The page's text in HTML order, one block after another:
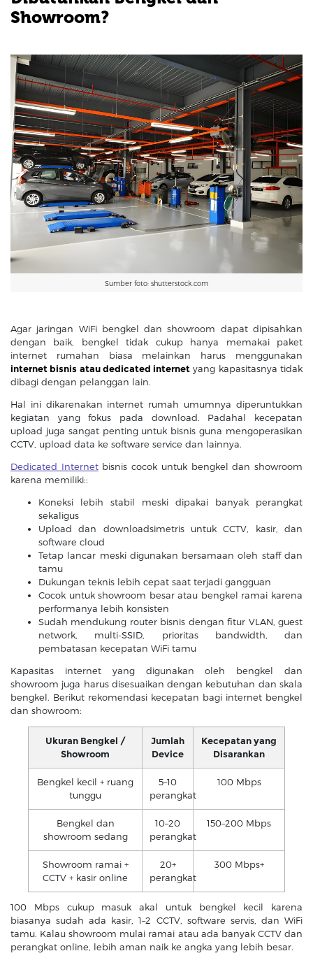
Showroom?
Sumber foto: shutterstock.com
Agar jaringan WiFi bengkel dan showroom dapat dipisahkan
dengan baik, bengkel tidak cukup hanya memakai paket
internet rumahan biasa melainkan harus menggunakan
internet bisnis atau dedicated internet yang kapasitasnya tidak
dibagi dengan pelanggan lain.
Hal ini dikarenakan internet rumah umumnya diperuntukkan
kegiatan yang fokus pada download. Padahal kecepatan
upload juga sangat penting untuk bisnis guna mengoperasikan
CCTV, upload data ke software service dan lainnya.
Dedicated Internetbisnis cocok untuk bengkel dan showroom
karena memiliki::
Koneksi lebih stabil meski dipakai banyak perangkat
sekaligus
Upload dan downloadsimetris untuk CCTV, kasir, dan
software cloud
Tetap lancar meski digunakan bersamaan oleh staff dan
tamu
Dukungan teknis lebih cepat saat terjadi gangguan
Cocok untuk showroom besar atau bengkel ramai karena
performanya lebih konsisten
Sudah mendukung router bisnis dengan fitur VLAN, guest
network, multi-SSID, prioritas bandwidth, dan
pembatasan kecepatan WiFi tamu
Kapasitas internet yang digunakan oleh bengkel dan
showroom juga harus disesuaikan dengan kebutuhan dan skala
bengkel. Berikut rekomendasi kecepatan bagi internet bengkel
dan showroom:
Ukuran Bengkel /
Showroom
Jumlah
Device
Kecepatan yang
Disarankan
Bengkel kecil + ruang
tunggu
5–10
perangkat
100 Mbps
Bengkel dan
showroom sedang
10–20
perangkat
150–200 Mbps
Showroom ramai +
CCTV + kasir online
20+
perangkat
300 Mbps+
100 Mbps cukup masuk akal untuk bengkel kecil karena
biasanya sudah ada kasir, 1–2 CCTV, software servis, dan WiFi
tamu. Kalau showroom mulai ramai atau ada banyak CCTV dan
perangkat online, lebih aman naik ke angka yang lebih besar.